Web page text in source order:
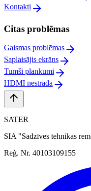
Kontakti
Citas problēmas
Gaismas problēmas
Saplaisājis ekrāns
Tumši plankumi
HDMI nestrādā
SATER
SIA "Sadzīves tehnikas
Reģ. Nr. 40103109155